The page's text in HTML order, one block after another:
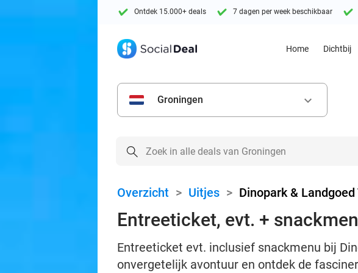
Ontdek 15.000+ deals 7 dagen per week beschikbaar
Home Dichtbij
Groningen keyboard_arrow_down
Overzicht > Uitjes > Dinopark & Landgoed
Entreeticket, evt. +
Entreeticket evt. inclusief snackmenu bij
onvergetelijk avontuur en ontdek de